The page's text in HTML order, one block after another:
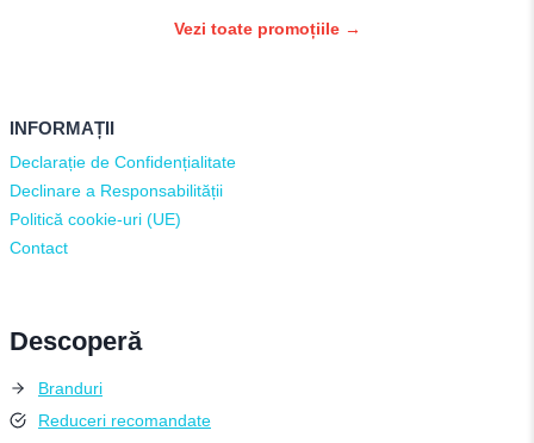
Vezi toate promoțiile →
INFORMAȚII
Declarație de Confidențialitate
Declinare a Responsabilității
Politică cookie-uri (UE)
Contact
Descoperă
Branduri
Reduceri recomandate